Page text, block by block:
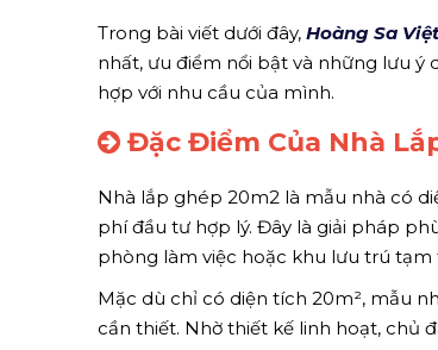
Trong bài viết dưới đây, Hoàng Sa
nhất, ưu điểm nổi bật và những lưu
hợp với nhu cầu của mình.
Đặc Điểm Của Nhà
Nhà lắp ghép 20m2 là mẫu nhà có
phí đầu tư hợp lý. Đây là giải pháp
phòng làm việc hoặc khu lưu trú tạm
Mặc dù chỉ có diện tích 20m², mẫu
cần thiết. Nhờ thiết kế linh hoạt, chủ